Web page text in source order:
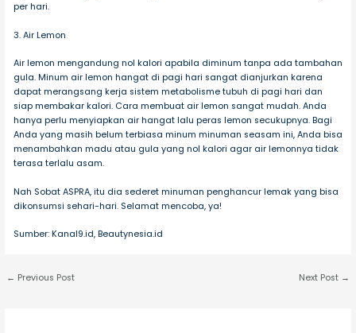
per hari.
3. Air Lemon
Air lemon mengandung nol kalori apabila diminum tanpa ada tambahan
gula. Minum air lemon hangat di pagi hari sangat dianjurkan karena
dapat merangsang kerja sistem metabolisme tubuh di pagi hari dan
siap membakar kalori. Cara membuat air lemon sangat mudah. Anda
hanya perlu menyiapkan air hangat lalu peras lemon secukupnya. Bagi
Anda yang masih belum terbiasa minum minuman seasam ini, Anda bisa
menambahkan madu atau gula yang nol kalori agar air lemonnya tidak
terasa terlalu asam.
Nah Sobat ASPRA, itu dia sederet minuman penghancur lemak yang bisa
dikonsumsi sehari-hari. Selamat mencoba, ya!
Sumber: Kanal9.id, Beautynesia.id
← Previous Post Next Post →